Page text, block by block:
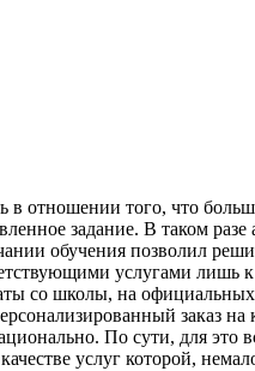
в отношении того, что
задание. В таком
обучения позволил
услугами
со школы, на
заказ
По сути, для это
услуг которой,